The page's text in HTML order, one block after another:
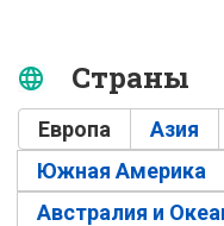
Страны
Европа Азия
Южная Америка
Австралия и